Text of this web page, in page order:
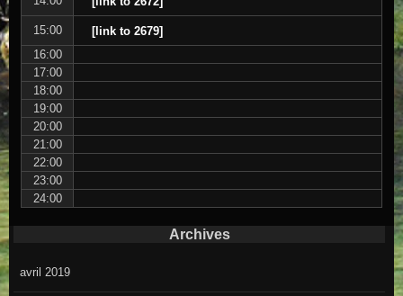
15:00
[link to 2679]
16:00
17:00
18:00
19:00
20:00
21:00
22:00
23:00
24:00
Archives
avril 2019